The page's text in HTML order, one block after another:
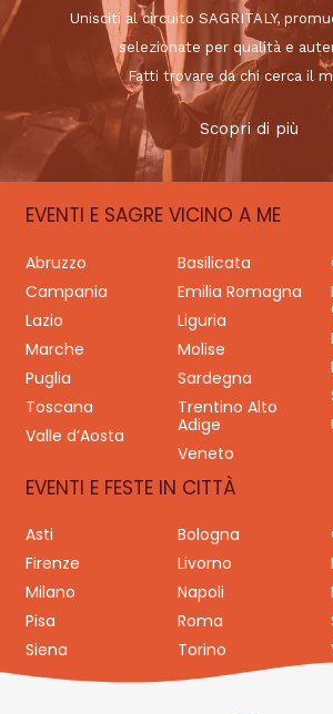
Unisciti al circuito SAGRITALY,
selezionate per qualità e
Fatti trovare da chi cerca il
Scopri di più
EVENTI E SAGRE VICINO A ME
Abruzzo Basilicata
Campania
Emilia Romagna
Lazio
Liguria
Marche
Molise
Puglia
Sardegna
Toscana
Trentino Alto
Adige
Valle d’Aosta
Veneto
EVENTI E FESTE IN CITTÀ
Asti Bologna
Firenze
Livorno
Milano
Napoli
Pisa
Roma
Siena
Torino